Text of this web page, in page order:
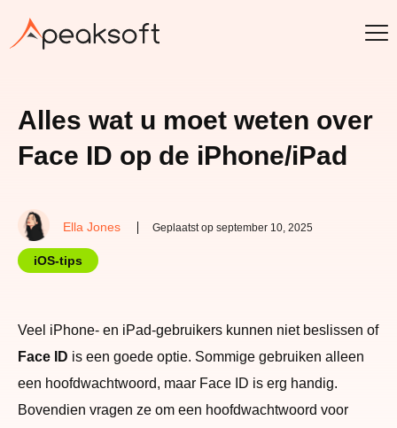
Alles wat u moet weten over
Face ID op de iPhone/iPad
Ella Jones Geplaatst op september 10, 2025
iOS-tips
Veel iPhone- en iPad-gebruikers kunnen niet beslissen of
Face ID is een goede optie. Sommige gebruiken alleen
een hoofdwachtwoord, maar Face ID is erg handig.
Bovendien vragen ze om een ​​hoofdwachtwoord voor